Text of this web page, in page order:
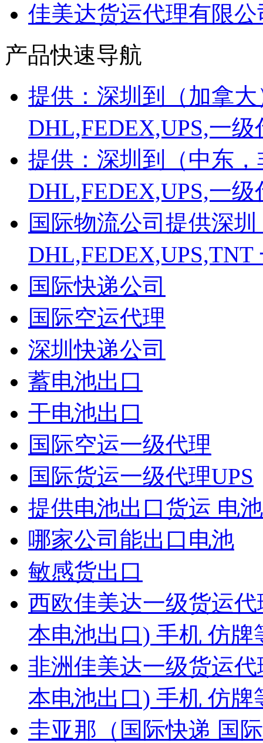
佳美达货运代理有限
产品快速导航
提供：深圳到（加拿
DHL,FEDEX,UPS,一
提供：深圳到（中东
DHL,FEDEX,UPS,一
国际物流公司提供深
国际快递公司
国际空运代理
深圳快递公司
蓄电池出口
干电池出口
国际空运一级代理
国际货运一级代理UPS
提供电池出口货运 电
哪家公司能出口电池
敏感货出口
西欧佳美达一级货运
本电池出口) 手机 仿
非洲佳美达一级货运
本电池出口) 手机 仿
圭亚那（国际快递 国